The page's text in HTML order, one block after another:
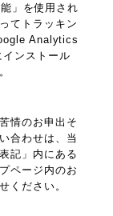
」を使用され
てトラッキン
Analytics
ンストール
情のお申出そ
合わせは、当
記」内にある
ページ内のお
ください。